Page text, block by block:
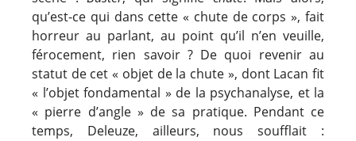
qu’est-ce qui dans cette « chute de corps », fait
horreur au parlant, au point qu’il n’en veuille,
férocement, rien savoir ? De quoi revenir au
statut de cet « objet de la chute », dont Lacan fit
« l’objet fondamental » de la psychanalyse, et la
« pierre d’angle » de sa pratique. Pendant ce
temps, Deleuze, ailleurs, nous soufflait :